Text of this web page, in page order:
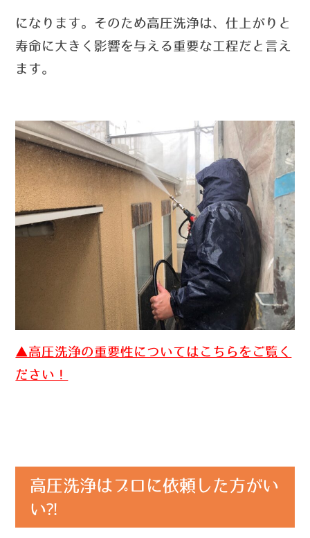
になります。そのため高圧洗浄は、仕上がりと
寿命に大きく影響を与える重要な工程だと言え
ます。
▲高圧洗浄の重要性についてはこちらをご覧く
ださい！
高圧洗浄はプロに依頼した方がい
い⁈